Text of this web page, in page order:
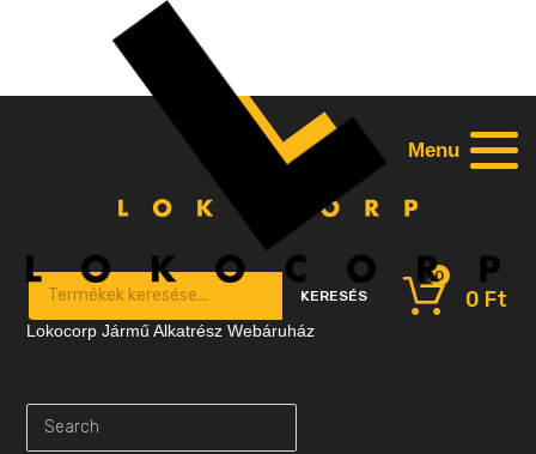
Products search
KERESÉS 0 Ft
0
Lokocorp Jármű Alkatrész Webáruház
Menu